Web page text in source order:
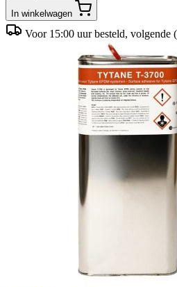
In winkelwagen
Voor 15:00 uur besteld, volgende